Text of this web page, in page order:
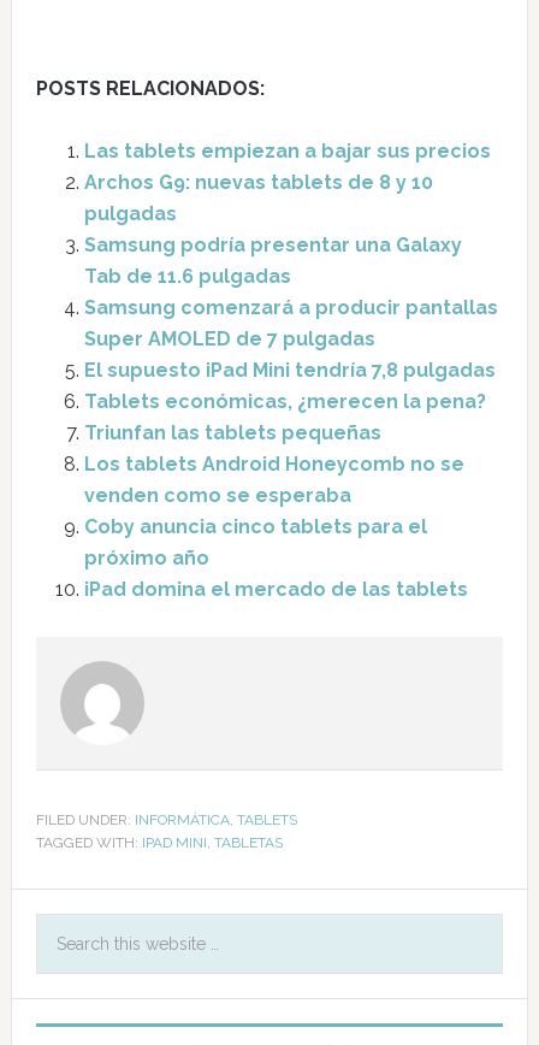
POSTS RELACIONADOS:
Las tablets empiezan a bajar sus precios
Archos G9: nuevas tablets de 8 y 10
pulgadas
Samsung podría presentar una Galaxy
Tab de 11.6 pulgadas
Samsung comenzará a producir pantallas
Super AMOLED de 7 pulgadas
El supuesto iPad Mini tendría 7,8 pulgadas
Tablets económicas, ¿merecen la pena?
Triunfan las tablets pequeñas
Los tablets Android Honeycomb no se
venden como se esperaba
Coby anuncia cinco tablets para el
próximo año
iPad domina el mercado de las tablets
FILED UNDER: INFORMÁTICA, TABLETS
TAGGED WITH: IPAD MINI, TABLETAS